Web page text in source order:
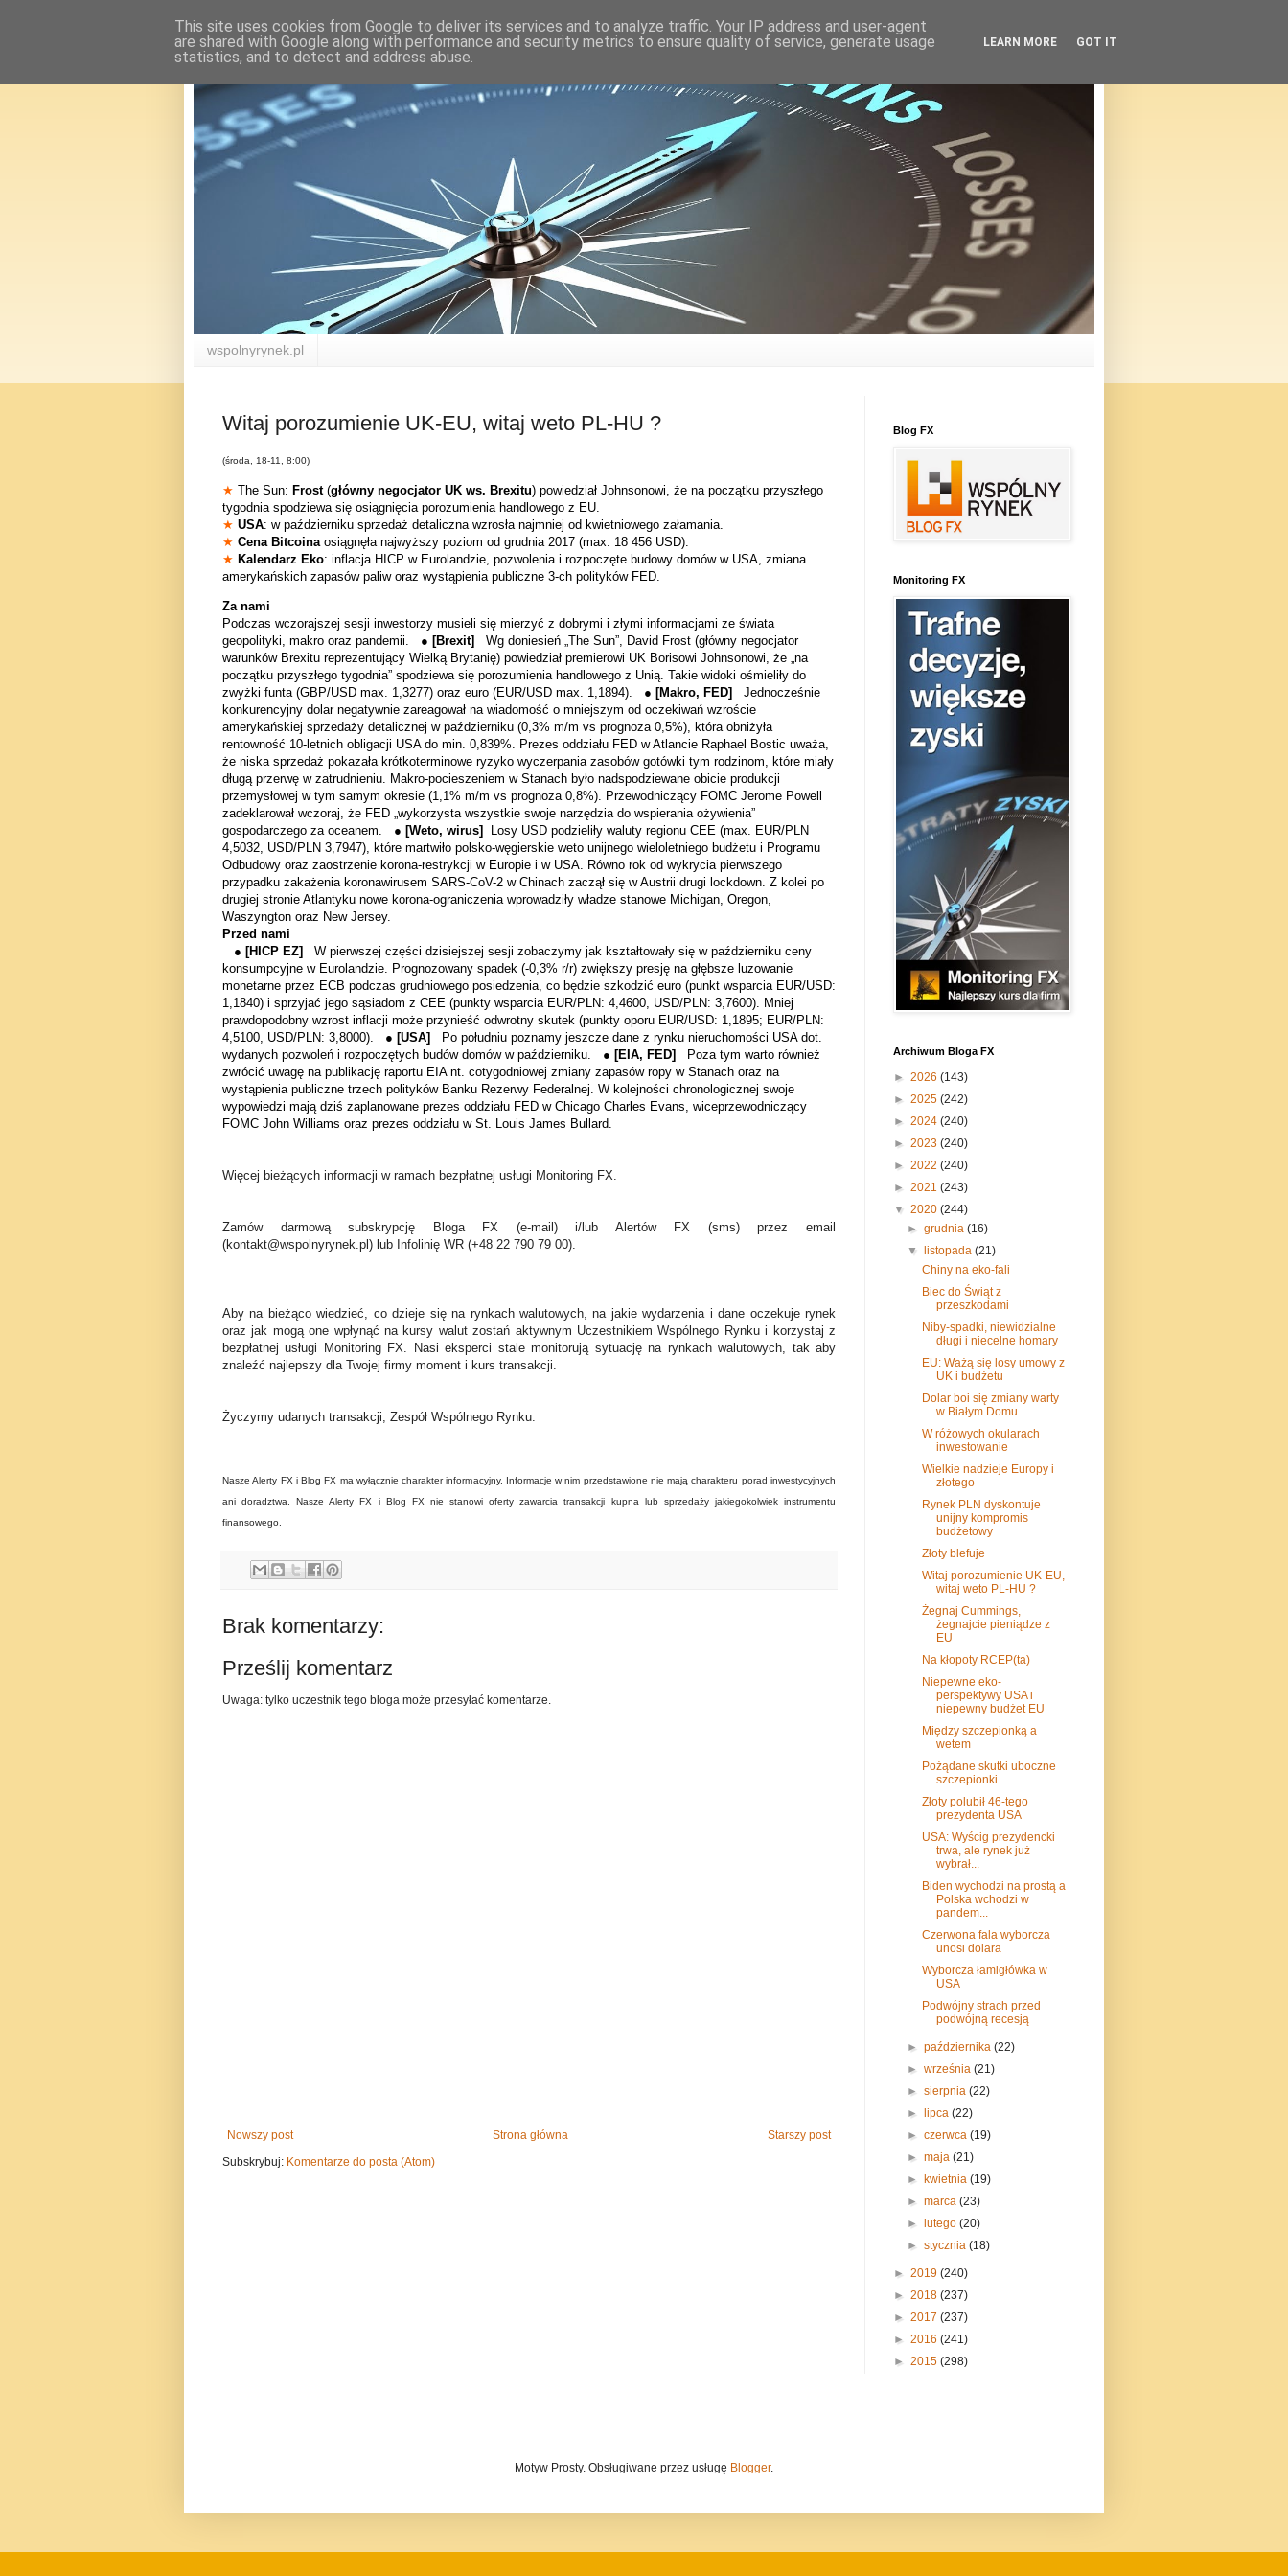
wspolnyrynek.pl
Witaj porozumienie UK-EU, witaj weto PL-HU ?
(środa, 18-11, 8:00)
★ The Sun: Frost(główny negocjator UK ws. Brexitu) powiedział Johnsonowi, że na początku przyszłego
tygodnia spodziewa się osiągnięcia porozumienia handlowego z EU.
★ USA: w październiku sprzedaż detaliczna wzrosła najmniej od kwietniowego załamania.
★ Cena Bitcoina osiągnęła najwyższy poziom od grudnia 2017 (max. 18 456 USD).
★ Kalendarz Eko: inflacja HICP w Eurolandzie, pozwolenia i rozpoczęte budowy domów w USA, zmiana
amerykańskich zapasów paliw oraz wystąpienia publiczne 3-ch polityków FED.
Za nami
Podczas wczorajszej sesji inwestorzy musieli się mierzyć z dobrymi i złymi informacjami ze świata
geopolityki, makro oraz pandemii. ● [Brexit] Wg doniesień „The Sun”, David Frost (główny negocjator
warunków Brexitu reprezentujący Wielką Brytanię) powiedział premierowi UK Borisowi Johnsonowi, że „na
początku przyszłego tygodnia” spodziewa się porozumienia handlowego z Unią. Takie widoki ośmieliły do
zwyżki funta (GBP/USD max. 1,3277) oraz euro (EUR/USD max. 1,1894). ● [Makro, FED] Jednocześnie
konkurencyjny dolar negatywnie zareagował na wiadomość o mniejszym od oczekiwań wzroście
amerykańskiej sprzedaży detalicznej w październiku (0,3% m/m vs prognoza 0,5%), która obniżyła
rentowność 10-letnich obligacji USA do min. 0,839%. Prezes oddziału FED w Atlancie Raphael Bostic uważa,
że niska sprzedaż pokazała krótkoterminowe ryzyko wyczerpania zasobów gotówki tym rodzinom, które miały
długą przerwę w zatrudnieniu. Makro-pocieszeniem w Stanach było nadspodziewane obicie produkcji
przemysłowej w tym samym okresie (1,1% m/m vs prognoza 0,8%). Przewodniczący FOMC Jerome Powell
zadeklarował wczoraj, że FED „wykorzysta wszystkie swoje narzędzia do wspierania ożywienia”
gospodarczego za oceanem. ● [Weto, wirus] Losy USD podzieliły waluty regionu CEE (max. EUR/PLN
4,5032, USD/PLN 3,7947), które martwiło polsko-węgierskie weto unijnego wieloletniego budżetu i Programu
Odbudowy oraz zaostrzenie korona-restrykcji w Europie i w USA. Równo rok od wykrycia pierwszego
przypadku zakażenia koronawirusem SARS-CoV-2 w Chinach zaczął się w Austrii drugi lockdown. Z kolei po
drugiej stronie Atlantyku nowe korona-ograniczenia wprowadziły władze stanowe Michigan, Oregon,
Waszyngton oraz New Jersey.
Przed nami
● [HICP EZ] W pierwszej części dzisiejszej sesji zobaczymy jak kształtowały się w październiku ceny
konsumpcyjne w Eurolandzie. Prognozowany spadek (-0,3% r/r) zwiększy presję na głębsze luzowanie
monetarne przez ECB podczas grudniowego posiedzenia, co będzie szkodzić euro (punkt wsparcia EUR/USD:
1,1840) i sprzyjać jego sąsiadom z CEE (punkty wsparcia EUR/PLN: 4,4600, USD/PLN: 3,7600). Mniej
prawdopodobny wzrost inflacji może przynieść odwrotny skutek (punkty oporu EUR/USD: 1,1895; EUR/PLN:
4,5100, USD/PLN: 3,8000). ● [USA]
Po południu poznamy jeszcze dane z rynku nieruchomości USA dot.
wydanych pozwoleń i rozpoczętych budów domów w październiku. ● [EIA, FED]
Poza tym warto również
zwrócić uwagę na publikację raportu EIA nt. cotygodniowej zmiany zapasów ropy w Stanach oraz na
wystąpienia publiczne trzech polityków Banku Rezerwy Federalnej. W kolejności chronologicznej swoje
wypowiedzi mają dziś zaplanowane prezes oddziału FED w Chicago Charles Evans, wiceprzewodniczący
FOMC John Williams oraz prezes oddziału w St. Louis James Bullard.
Więcej bieżących informacji w ramach bezpłatnej usługi Monitoring FX.
Zamów darmową subskrypcję Bloga FX (e-mail) i/lub Alertów FX (sms) przez email
(kontakt@wspolnyrynek.pl) lub Infolinię WR (+48 22 790 79 00).
Aby na bieżąco wiedzieć, co dzieje się na rynkach walutowych, na jakie wydarzenia i dane oczekuje rynek
oraz jak mogą one wpłynąć na kursy walut zostań aktywnym Uczestnikiem Wspólnego Rynku i korzystaj z
bezpłatnej usługi Monitoring FX. Nasi eksperci stale monitorują sytuację na rynkach walutowych, tak aby
znaleźć najlepszy dla Twojej firmy moment i kurs transakcji.
Życzymy udanych transakcji, Zespół Wspólnego Rynku.
Nasze Alerty FX i Blog FX ma wyłącznie charakter informacyjny. Informacje w nim przedstawione nie mają charakteru porad inwestycyjnych
ani doradztwa. Nasze Alerty FX i Blog FX nie stanowi oferty zawarcia transakcji kupna lub sprzedaży jakiegokolwiek instrumentu
finansowego.
Brak komentarzy:
Prześlij komentarz
Uwaga: tylko uczestnik tego bloga może przesyłać komentarze.
Nowszy post Starszy post
Strona główna
Subskrybuj: Komentarze do posta (Atom)
Blog FX
Monitoring FX
Archiwum Bloga FX
► 2026 (143)
► 2025 (242)
► 2024 (240)
► 2023 (240)
► 2022 (240)
► 2021 (243)
▼ 2020 (244)
►grudnia(16)
▼listopada(21)
Chiny na eko-fali
Biec do Świąt z
przeszkodami
Niby-spadki, niewidzialne
długi i niecelne homary
EU: Ważą się losy umowy z
UK i budżetu
Dolar boi się zmiany warty
w Białym Domu
W różowych okularach
inwestowanie
Wielkie nadzieje Europy i
złotego
Rynek PLN dyskontuje
unijny kompromis
budżetowy
Złoty blefuje
Witaj porozumienie UK-EU,
witaj weto PL-HU ?
Żegnaj Cummings,
żegnajcie pieniądze z
EU
Na kłopoty RCEP(ta)
Niepewne eko-
perspektywy USA i
niepewny budżet EU
Między szczepionką a
wetem
Pożądane skutki uboczne
szczepionki
Złoty polubił 46-tego
prezydenta USA
USA: Wyścig prezydencki
trwa, ale rynek już
wybrał...
Biden wychodzi na prostą a
Polska wchodzi w
pandem...
Czerwona fala wyborcza
unosi dolara
Wyborcza łamigłówka w
USA
Podwójny strach przed
podwójną recesją
►października(22)
►września(21)
►sierpnia(22)
►lipca(22)
►czerwca(19)
►maja(21)
►kwietnia(19)
►marca(23)
►lutego(20)
►stycznia(18)
► 2019 (240)
► 2018 (237)
► 2017 (237)
► 2016 (241)
► 2015 (298)
Motyw Prosty. Obsługiwane przez usługę Blogger.
This site uses cookies from Google to deliver its services and to analyze traffic. Your IP address and user-agent
are shared with Google along with performance and security metrics to ensure quality of service, generate usage
statistics, and to detect and address abuse.
LEARN MORE GOT IT